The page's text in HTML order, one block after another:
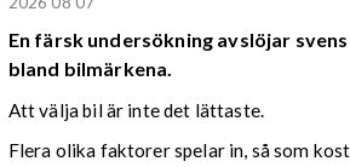
En färsk undersökning avslöjar
bland bilmärkena.
Att välja bil är inte det lättaste.
Flera olika faktorer spelar in, så som